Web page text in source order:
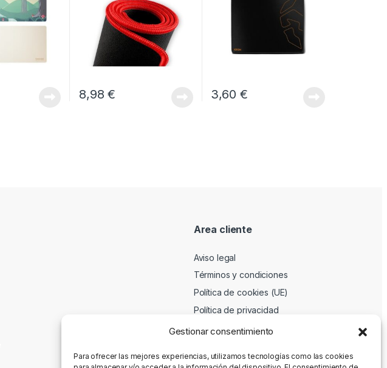
Gestionar consentimiento
Para ofrecer las mejores experiencias, utilizamos tecnologías como las cookies
8,98€ 3,60 €
Area cliente
Aviso legal
Términos y condiciones
Política de cookies (UE)
Política de privacidad